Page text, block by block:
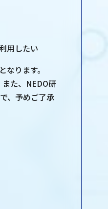
用したい
ります。
た、NEDO研
、予めご了承